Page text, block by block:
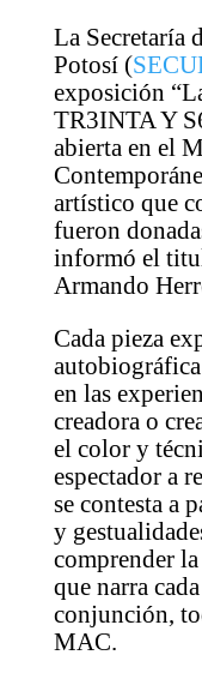
La Secretaría
Potosí (
exposición
TR3INTA Y
abierta en el
artístico que
fueron
informó el
Armando
Cada pieza
en las
creadora o
el color y
espectador a
se contesta a
y
comprender
que narra
conjunción,
MAC.